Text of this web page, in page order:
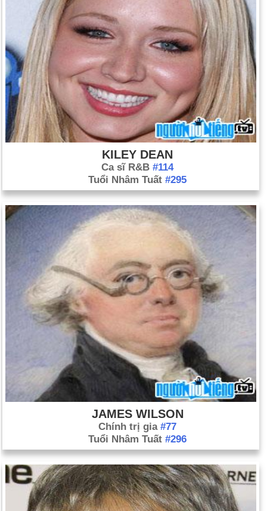
KILEY DEAN
Ca sĩ R&B #114
Tuổi Nhâm Tuất #295
JAMES WILSON
Chính trị gia #77
Tuổi Nhâm Tuất #296